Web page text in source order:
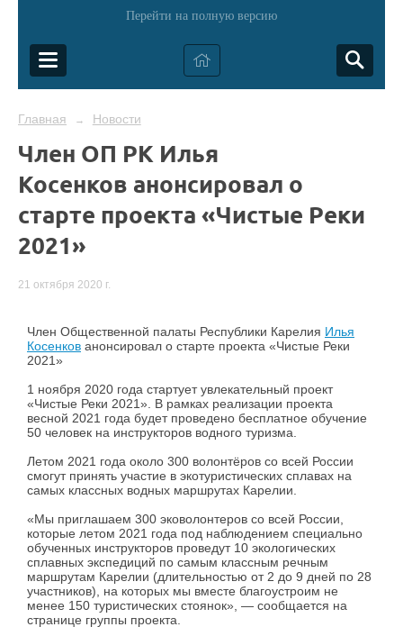
Перейти на полную версию
Главная → Новости
Член ОП РК Илья
Косенков анонсировал о
старте проекта «Чистые Реки
2021»
21 октября 2020 г.
Член Общественной палаты Республики Карелия Илья
Косенков анонсировал о старте проекта «Чистые Реки
2021»
1 ноября 2020 года стартует увлекательный проект
«Чистые Реки 2021». В рамках реализации проекта
весной 2021 года будет проведено бесплатное обучение
50 человек на инструкторов водного туризма.
Летом 2021 года около 300 волонтёров со всей России
смогут принять участие в экотуристических сплавах на
самых классных водных маршрутах Карелии.
«Мы приглашаем 300 эковолонтеров со всей России,
которые летом 2021 года под наблюдением специально
обученных инструкторов проведут 10 экологических
сплавных экспедиций по самым классным речным
маршрутам Карелии (длительностью от 2 до 9 дней по 28
участников), на которых мы вместе благоустроим не
менее 150 туристических стоянок», — сообщается на
странице группы проекта.